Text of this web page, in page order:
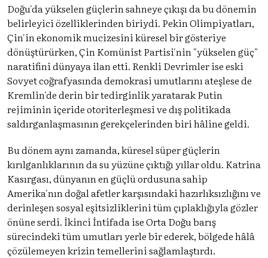
Doğu'da yükselen güçlerin sahneye çıkışı da bu dönemin
belirleyici özelliklerinden biriydi. Pekin Olimpiyatları,
Çin'in ekonomik mucizesini küresel bir gösteriye
dönüştürürken, Çin Komünist Partisi'nin "yükselen güç"
naratifini dünyaya ilan etti. Renkli Devrimler ise eski
Sovyet coğrafyasında demokrasi umutlarını ateşlese de
Kremlin'de derin bir tedirginlik yaratarak Putin
rejiminin içeride otoriterleşmesi ve dış politikada
saldırganlaşmasının gerekçelerinden biri hâline geldi.
Bu dönem aynı zamanda, küresel süper güçlerin
kırılganlıklarının da su yüzüne çıktığı yıllar oldu. Katrina
Kasırgası, dünyanın en güçlü ordusuna sahip
Amerika'nın doğal afetler karşısındaki hazırlıksızlığını ve
derinleşen sosyal eşitsizliklerini tüm çıplaklığıyla gözler
önüne serdi. İkinci İntifada ise Orta Doğu barış
sürecindeki tüm umutları yerle bir ederek, bölgede hâlâ
çözülemeyen krizin temellerini sağlamlaştırdı.